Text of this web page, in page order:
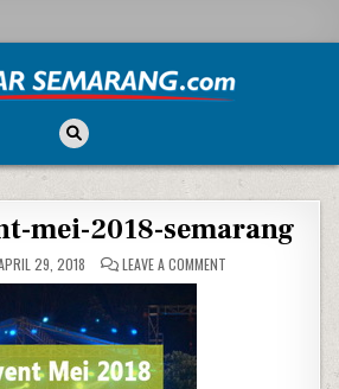
mei-2018-semarang
29, 2018 LEAVE A COMMENTON JADWAL-